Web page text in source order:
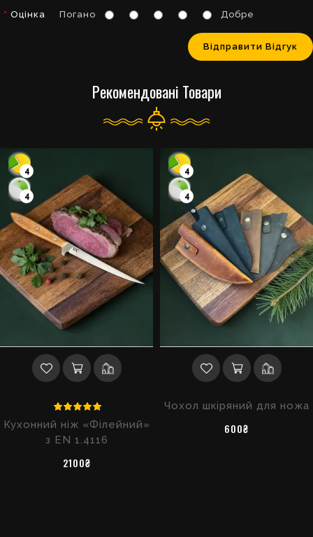
Оцінка Погано Добре
Відправити Відгук
Рекомендовані Товари
4
4
Кухонний ніж «Філейний»
з EN 1.4116
2100₴
4
4
Чохол шкіряний для ножа
600₴